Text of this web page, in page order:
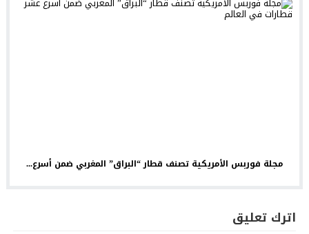
مجلة فوربس الأمريكية تصنف قطار “البراق” المغربي ضمن أسرع...
اترك تعليق